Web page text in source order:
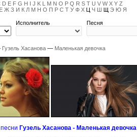
D E F G H I J K L M N O P Q R S T U V W X Y Z
Е Ж З И К Л М Н О П Р С Т У Ф ХЦ Ч ШЩ Э Ю Я
Исполнитель Песня
Гузель Хасанова— Маленькая девочка
Гузель Хасанова - Маленькая девочка